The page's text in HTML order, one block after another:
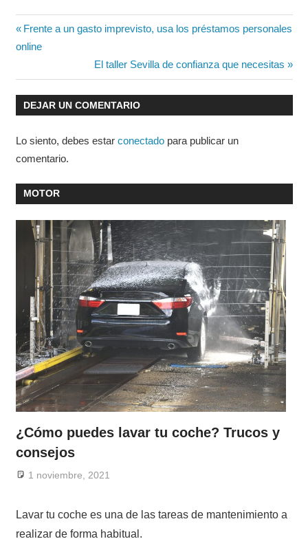
Navegación
entradas
Entrada
anterior:
Frente a un gasto imprevisto, usa los préstamos personales
online
Entrada
siguiente:
El taller Sevilla de confianza que necesitas
DEJAR UN COMENTARIO
Lo siento, debes estar conectadopara publicar un
comentario.
MOTOR
¿Cómo puedes lavar tu coche? Trucos y
consejos
1 noviembre, 2021
Lavar tu coche es una de las tareas de mantenimiento a
realizar de forma habitual.